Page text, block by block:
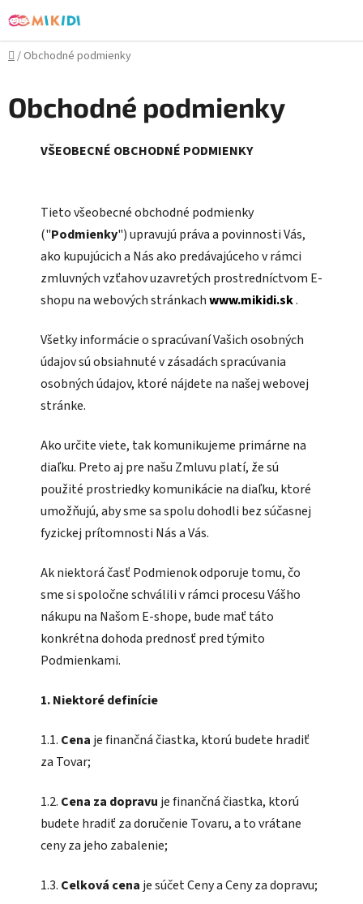
na
obsah
Domov
/ Obchodné podmienky
Obchodné podmienky
VŠEOBECNÉ OBCHODNÉ PODMIENKY
Tieto všeobecné obchodné podmienky
("Podmienky") upravujú práva a povinnosti Vás,
ako kupujúcich a Nás ako predávajúceho v rámci
zmluvných vzťahov uzavretých prostredníctvom E-
shopu na webových stránkachwww.mikidi.sk.
Všetky informácie o spracúvaní Vašich osobných
údajov sú obsiahnuté v zásadách spracúvania
osobných údajov, ktoré nájdete na našej webovej
stránke.
Ako určite viete, tak komunikujeme primárne na
diaľku. Preto aj pre našu Zmluvu platí, že sú
použité prostriedky komunikácie na diaľku, ktoré
umožňujú, aby sme sa spolu dohodli bez súčasnej
fyzickej prítomnosti Nás a Vás.
Ak niektorá časť Podmienok odporuje tomu, čo
sme si spoločne schválili v rámci procesu Vášho
nákupu na Našom E-shope, bude mať táto
konkrétna dohoda prednosť pred týmito
Podmienkami.
1. Niektoré definície
1.1. Cena je finančná čiastka, ktorú budete hradiť
za Tovar;
1.2. Cena za dopravu je finančná čiastka, ktorú
budete hradiť za doručenie Tovaru, a to vrátane
ceny za jeho zabalenie;
1.3. Celková cena je súčet Ceny a Ceny za dopravu;